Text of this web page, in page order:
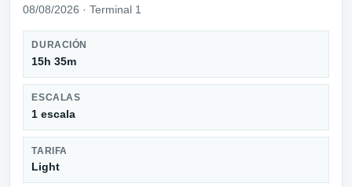
08/08/2026 · Terminal 1
DURACIÓN
15h 35m
ESCALAS
1 escala
TARIFA
Light